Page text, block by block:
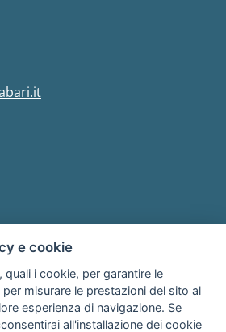
e cookie
i cookie, per garantire le
misurare le prestazioni del sito al
esperienza di navigazione. Se
all'installazione dei cookie